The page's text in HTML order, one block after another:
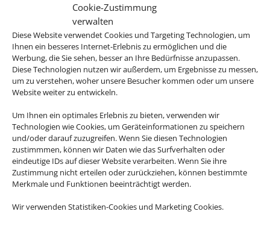
Cookie-Zustimmung
verwalten
Diese Website verwendet Cookies und Targeting Technologien, um
Ihnen ein besseres Internet-Erlebnis zu ermöglichen und die
Werbung, die Sie sehen, besser an Ihre Bedürfnisse anzupassen.
Diese Technologien nutzen wir außerdem, um Ergebnisse zu messen,
um zu verstehen, woher unsere Besucher kommen oder um unsere
Website weiter zu entwickeln.
Um Ihnen ein optimales Erlebnis zu bieten, verwenden wir
Technologien wie Cookies, um Geräteinformationen zu speichern
und/oder darauf zuzugreifen. Wenn Sie diesen Technologien
zustimmmen, können wir Daten wie das Surfverhalten oder
eindeutige IDs auf dieser Website verarbeiten. Wenn Sie ihre
Zustimmung nicht erteilen oder zurückziehen, können bestimmte
Merkmale und Funktionen beeinträchtigt werden.
Wir verwenden Statistiken-Cookies und Marketing Cookies.
Rechtliche Informationen